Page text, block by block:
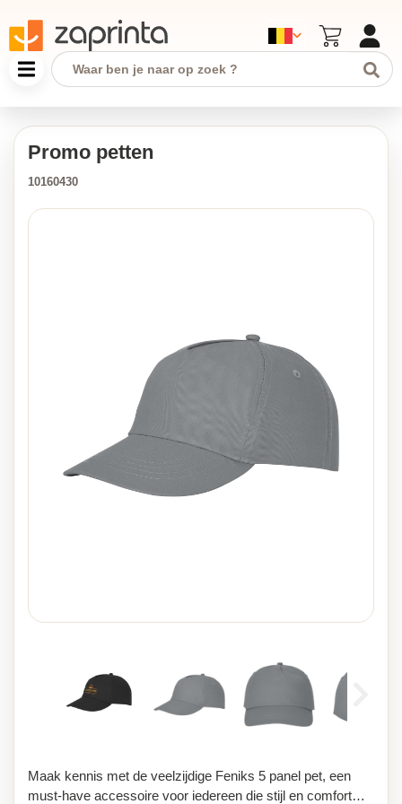
Promo petten
10160430
Maak kennis met de veelzijdige Feniks 5 panel pet, een
must-have accessoire voor iedereen die stijl en comfort